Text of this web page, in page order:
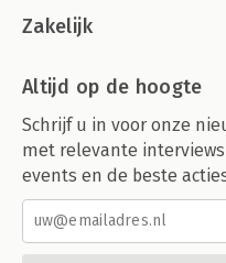
Zakelijk
Altijd op de hoogte
Schrijf u in voor onze
met relevante
events en de beste